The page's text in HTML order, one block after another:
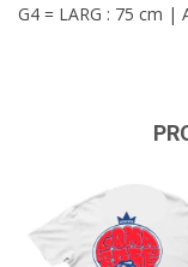
G4 = LARG : 75 cm |